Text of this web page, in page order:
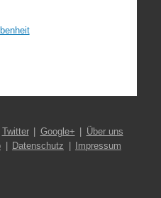
Twitter Google+
Über uns
Datenschutz Impressum